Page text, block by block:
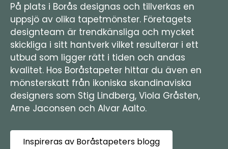
På plats i Borås designas och tillverkas en
uppsjö av olika tapetmönster. Företagets
designteam är trendkänsliga och mycket
skickliga i sitt hantverk vilket resulterar i ett
utbud som ligger rätt i tiden och andas
kvalitet. Hos Boråstapeter hittar du även en
mönsterskatt från ikoniska skandinaviska
designers som Stig Lindberg, Viola Gråsten,
Arne Jaconsen och Alvar Aalto.
Inspireras av Boråstapeters blogg